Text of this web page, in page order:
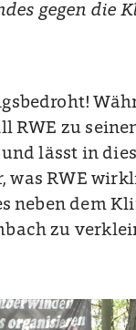
gegen die
RWE zu
lässt in
RWE
neben dem
zu